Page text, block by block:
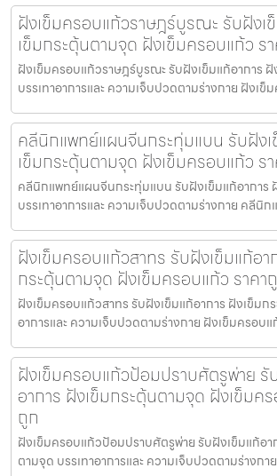
ฝังเข็มครอบแก้วราษฎร์บูรณะ รับฝังเ
เข็มกระตุ้นตามจุด ฝังเข็มครอบแก้ว ร
ฝังเข็มครอบแก้วราษฎร์บูรณะ รับฝังเข็มแก้อาการ
บรรเทาอาการและ ความเจ็บปวดตามร่างกาย ฝังเข็
คลีนิกแพทย์แผนจีนกระทุ่มแบน รับฝังเ
เข็มกระตุ้นตามจุด ฝังเข็มครอบแก้ว ร
คลีนิกแพทย์แผนจีนกระทุ่มแบน รับฝังเข็มแก้อาการ
บรรเทาอาการและ ความเจ็บปวดตามร่างกาย คลีนิ
ฝังเข็มครอบแก้วสาทร รับฝังเข็มแก้อา
กระตุ้นตามจุด ฝังเข็มครอบแก้ว ราคา
ฝังเข็มครอบแก้วสาทร รับฝังเข็มแก้อาการ ฝังเข็มก
อาการและ ความเจ็บปวดตามร่างกาย ฝังเข็มครอบ
ฝังเข็มครอบแก้วป้อมปราบศัตรูพ่าย รั
อาการ ฝังเข็มกระตุ้นตามจุด ฝังเข็มค
ถูก
ฝังเข็มครอบแก้วป้อมปราบศัตรูพ่าย รับฝังเข็มแก้อา
ตามจุด บรรเทาอาการและ ความเจ็บปวดตามร่างกา